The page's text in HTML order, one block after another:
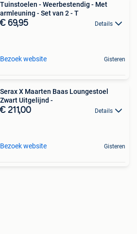
Tuinstoelen - Weerbestendig - Met
armleuning - Set van 2 - T
€ 69,95 Details
Bezoek website Gisteren
Serax X Maarten Baas Loungestoel
Zwart Uitgelijnd -
€ 211,00 Details
Bezoek website Gisteren